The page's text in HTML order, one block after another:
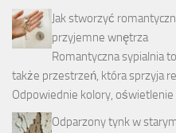
Jak stworzyć
przyjemne wnętrza
Romantyczna sypialnia
także przestrzeń, która sprzyja
Odpowiednie kolory,
Odparzony tynk w